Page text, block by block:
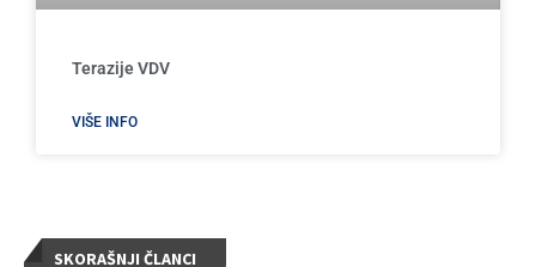
Terazije VDV
VIŠE INFO
SKORAŠNJI ČLANCI